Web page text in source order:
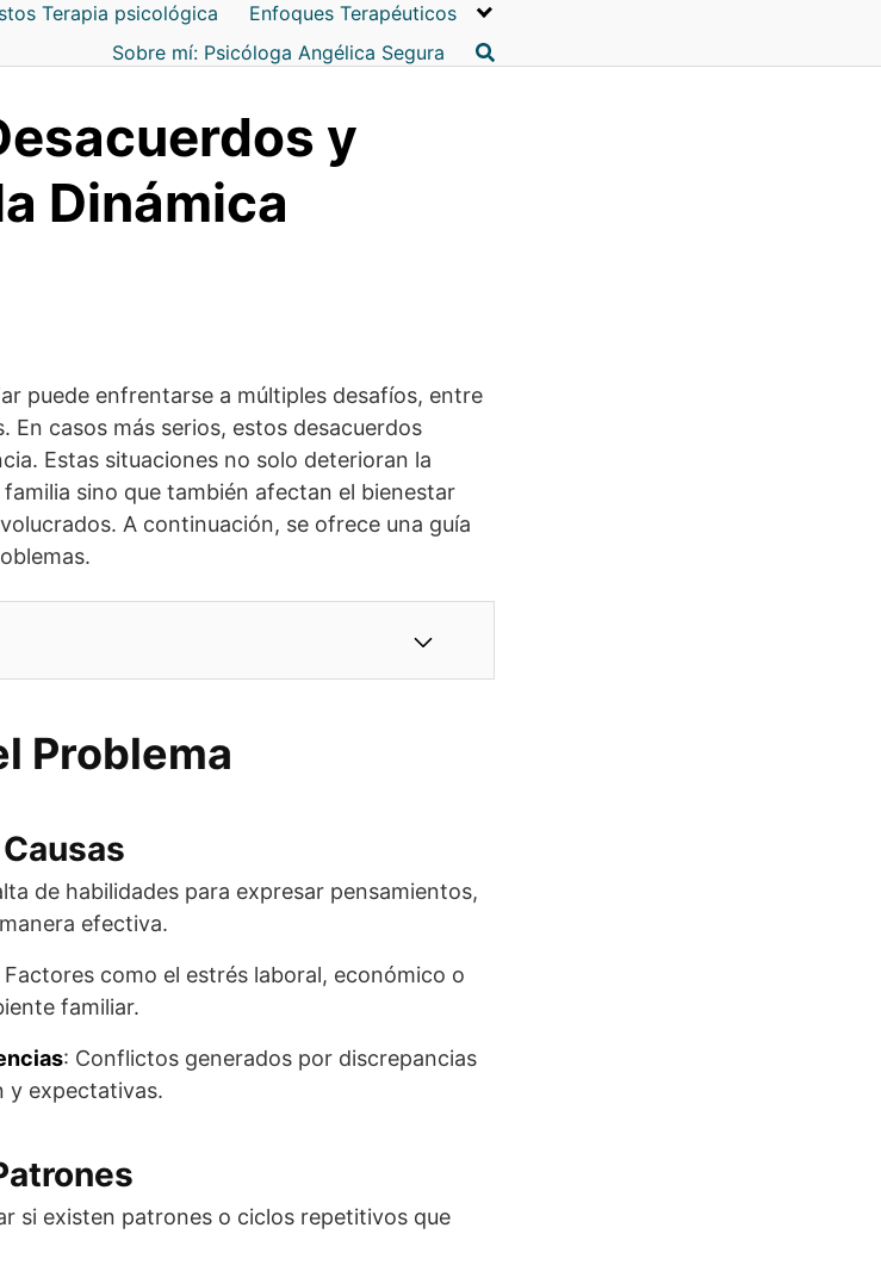
Terapia psicológica
Enfoques Terapéuticos
Sobre mí: Psicóloga Angélica Segura
y
Dinámica
puede enfrentarse a múltiples desafíos, entre
En casos más serios, estos desacuerdos
Estas situaciones no solo deterioran la
sino que también afectan el bienestar
A continuación, se ofrece una guía
Problema
de habilidades para expresar pensamientos,
efectiva.
Factores como el estrés laboral, económico o
familiar.
: Conflictos generados por discrepancias
y expectativas.
si existen patrones o ciclos repetitivos que